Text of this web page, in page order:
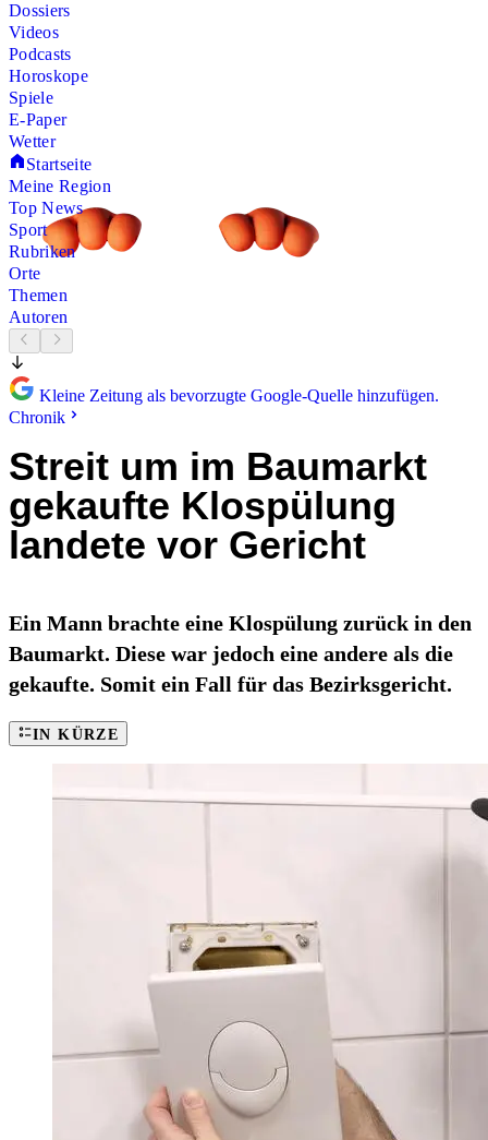
Dossiers
Videos
Podcasts
Horoskope
Spiele
E-Paper
Wetter
Startseite
Meine Region
Top News
Sport
Rubriken
Orte
Themen
Autoren
Kleine Zeitung als bevorzugte Google-Quelle hinzufügen.
Chronik
Streit um im Baumarkt
gekaufte Klospülung
landete vor Gericht
Ein Mann brachte eine Klospülung zurück in den
Baumarkt. Diese war jedoch eine andere als die
gekaufte. Somit ein Fall für das Bezirksgericht.
IN KÜRZE